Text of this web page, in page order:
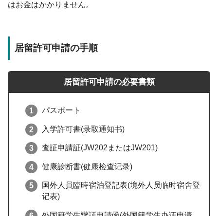
はお金はかかりません。
居留許可申請の手順
居留許可申請の必要書類
パスポート
入学許可書(录取通知书)
査証申請証(JW202またはJW201)
健康診断書(健康检查记录)
国外人員臨時宿泊登記表(境外人员临时宿舍登
记表)